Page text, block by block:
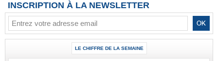
INSCRIPTION À LA NEWSLETTER
LE CHIFFRE DE LA SEMAINE